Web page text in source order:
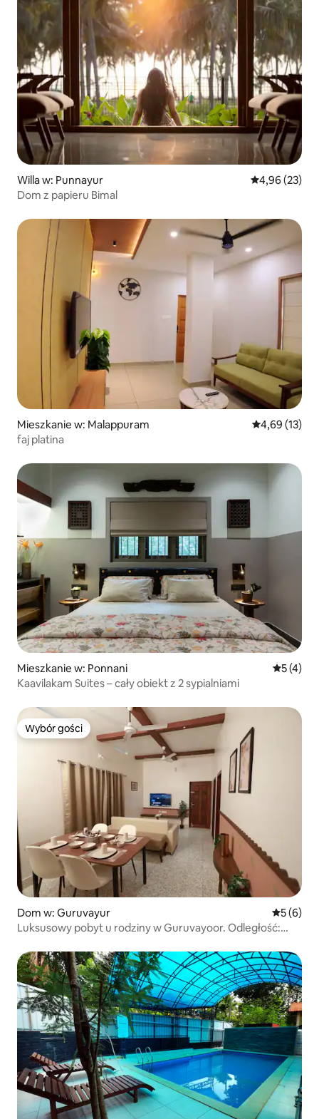
Willa w: Punnayur Średnia
4,96 (23)
Dom z papieru Bimal
Mieszkanie w: Malappuram Średnia
4,69 (13)
faj platina
Mieszkanie w: Ponnani Średnia
5 (4)
Kaavilakam Suites – cały obiekt z 2 sypialniami
Wybór gości
Wybór gości
Dom w: Guruvayur Średnia
5 (6)
Luksusowy pobyt u rodziny w Guruvayoor. Odległość: